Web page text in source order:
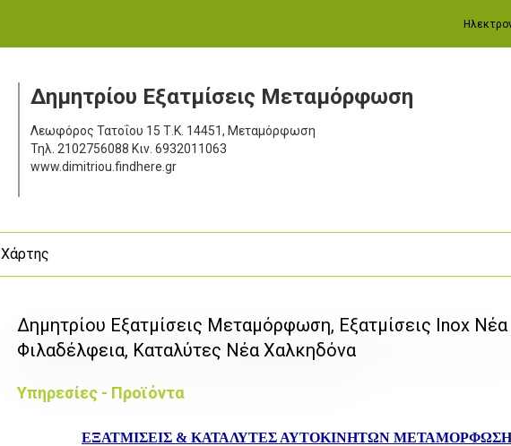
Δημητρίου Εξατμίσεις Μεταμόρφωση
Λεωφόρος Τατοΐου 15 Τ.Κ. 14451, Μεταμόρφωση
Τηλ. 2102756088 Κιν. 6932011063
www.dimitriou.findhere.gr
Χάρτης
Δημητρίου Εξατμίσεις Μεταμόρφωση, Εξατμίσεις Inox Νέα
Φιλαδέλφεια, Καταλύτες Νέα Χαλκηδόνα
Υπηρεσίες - Προϊόντα
ΕΞΑΤΜΙΣΕΙΣ & ΚΑΤΑΛΥΤΕΣ ΑΥΤΟΚΙΝΗΤΩΝ ΜΕΤΑΜΟΡΦΩΣΗ